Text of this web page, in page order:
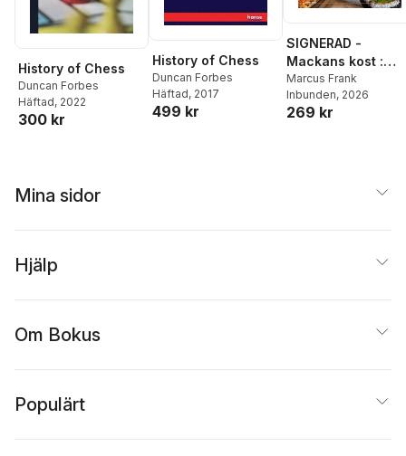
History of Chess
Duncan Forbes
Häftad, 2022
300 kr
History of Chess
Duncan Forbes
Häftad, 2017
499 kr
SIGNERAD -
Mackans kost :
Middagar och
matlådor
Marcus Frank
Inbunden, 2026
269 kr
Mina sidor
Hjälp
Om Bokus
Populärt